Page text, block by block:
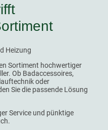
Heizung
Sortiment hochwertiger
Ob Badaccessoires,
oder
Sie die passende Lösung
Service und pünktige